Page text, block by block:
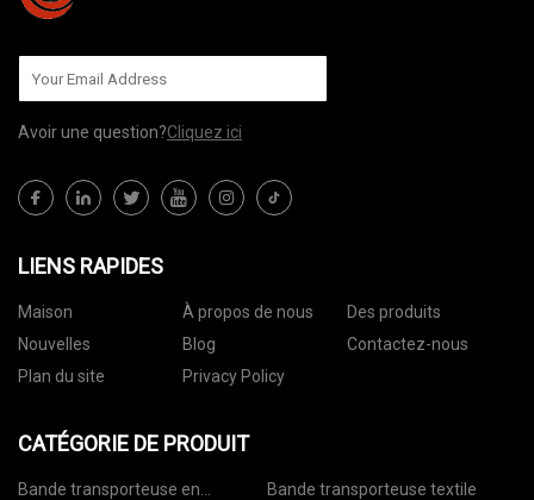
Avoir une question?Cliquez ici
LIENS RAPIDES
Maison À propos de nous
Des produits
Nouvelles
Blog
Contactez-nous
Plan du site
Privacy Policy
CATÉGORIE DE PRODUIT
Bande transporteuse en Bande transporteuse textile